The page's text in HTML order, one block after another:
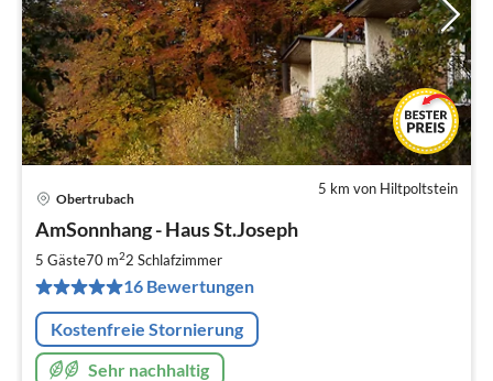
5 km von Hiltpoltstein
Obertrubach
AmSonnhang - Haus St.Joseph
5 Gäste70 m22 Schlafzimmer
16 Bewertungen
Kostenfreie Stornierung
Sehr nachhaltig